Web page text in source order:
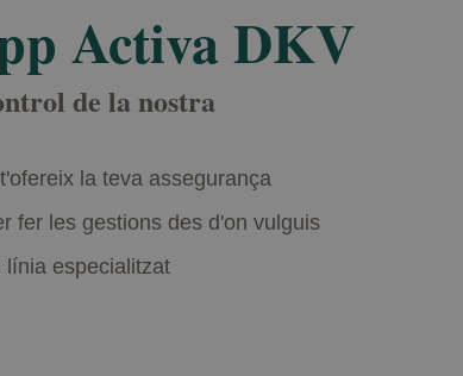
Activa DKV
de la nostra
la teva assegurança
fer les gestions des d'on vulguis
línia especialitzat